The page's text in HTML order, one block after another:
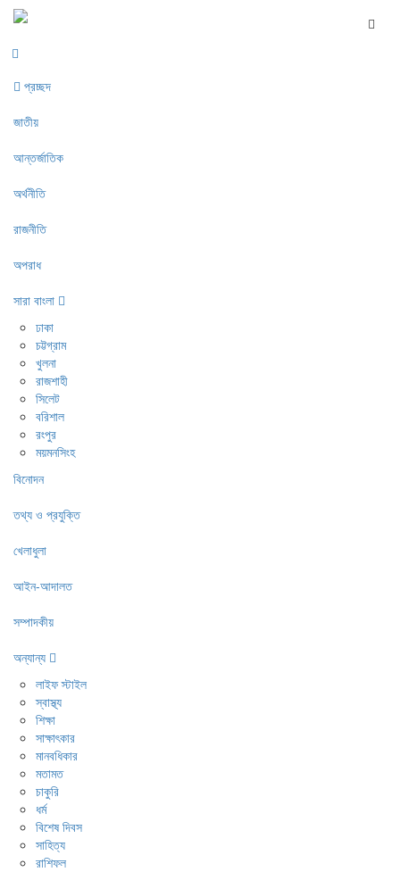
প্রচ্ছদ
জাতীয়
আন্তর্জাতিক
অর্থনীতি
রাজনীতি
অপরাধ
সারা বাংলা
ঢাকা
চট্টগ্রাম
খুলনা
রাজশাহী
সিলেট
বরিশাল
রংপুর
ময়মনসিংহ
বিনোদন
তথ্য ও প্রযুক্তি
খেলাধুলা
আইন-আদালত
সম্পাদকীয়
অন্যান্য
লাইফ স্টাইল
স্বাস্থ্য
শিক্ষা
সাক্ষাৎকার
মানবধিকার
মতামত
চাকুরি
ধর্ম
বিশেষ দিবস
সাহিত্য
রাশিফল